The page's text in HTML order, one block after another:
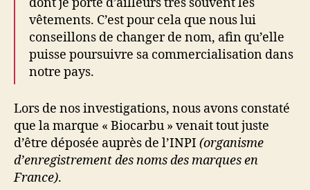
vêtements. C’est pour cela que nous lui
conseillons de changer de nom, afin qu’elle
puisse poursuivre sa commercialisation dans
notre pays.
Lors de nos investigations, nous avons constaté
que la marque « Biocarbu » venait tout juste
d’être déposée auprès de l’INPI (organisme
d’enregistrement des noms des marques en
France).